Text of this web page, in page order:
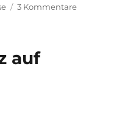
3 Kommentarezu
auf